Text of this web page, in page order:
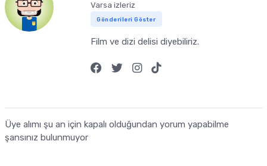
Varsa izleriz
Gönderileri Göster
Film ve dizi delisi diyebiliriz.
Üye alımı şu an için kapalı olduğundan yorum yapabilme
şansınız bulunmuyor